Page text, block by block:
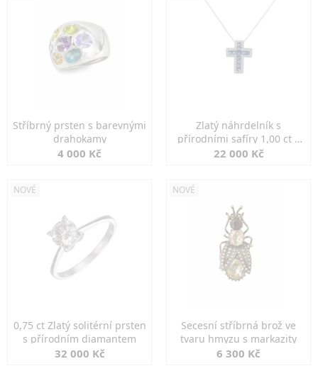
Stříbrný prsten s barevnými
drahokamy
4 000 Kč
Zlatý náhrdelník s
přírodními safíry 1,00 ct a
diamanty
22 000 Kč
NOVÉ
0,75 ct Zlatý solitérní prsten
s přírodním diamantem
32 000 Kč
NOVÉ
Secesní stříbrná brož ve
tvaru hmyzu s markazity
6 300 Kč